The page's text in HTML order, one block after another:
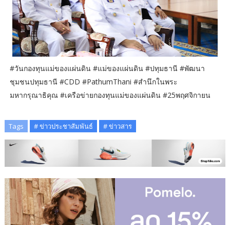
#วันกองทุนแม่ของแผ่นดิน #แม่ของแผ่นดิน #ปทุมธานี #พัฒนา
ชุมชนปทุมธานี #CDD #PathumThani #สำนึกในพระ
มหากรุณาธิคุณ #เครือข่ายกองทุนแม่ของแผ่นดิน #25พฤศจิกายน
Tags # ข่าวประชาสัมพันธ์ # ข่าวสาร